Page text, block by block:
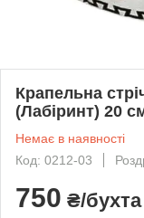
Крапельна
(Лабіринт) 20
Немає в наявності
Код: 0212-03
750 ₴/бухта